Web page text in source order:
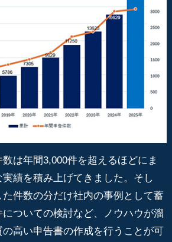
は年間3,000件を超えるほどにま
績を積み上げてきました。そし
件数の分だけ社内の事例として蓄
ついての検討など、ノウハウが溜
の高い申告書の作成を行うことが可